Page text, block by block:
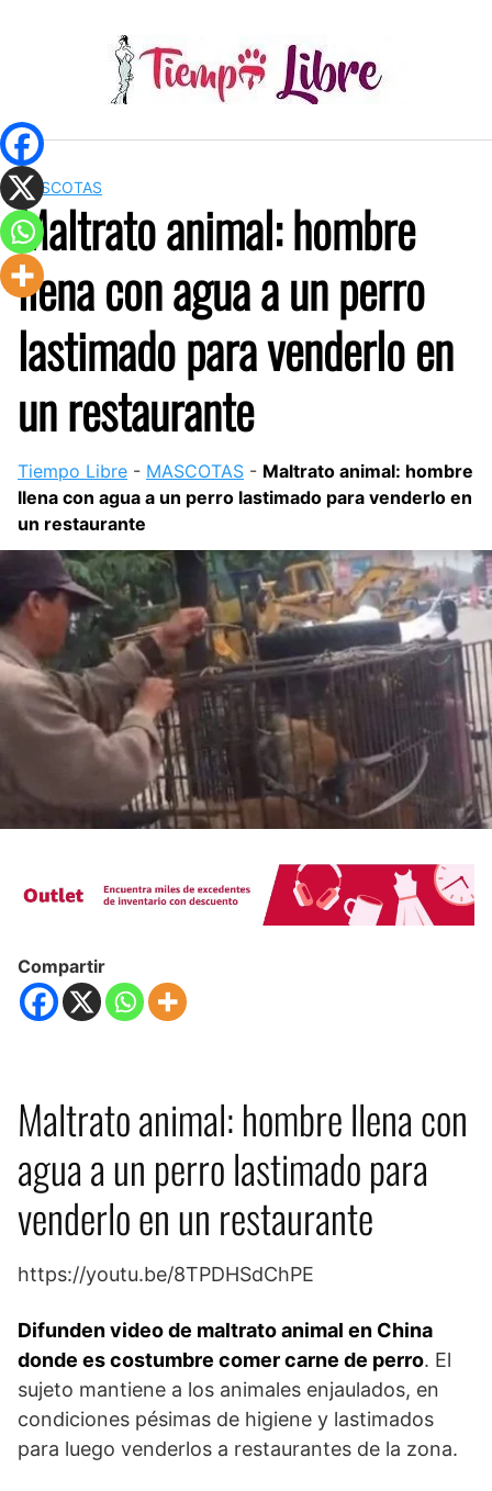
MASCOTAS
Maltrato animal: hombre
llena con agua a un perro
lastimado para venderlo en
un restaurante
Tiempo Libre - MASCOTAS - Maltrato animal: hombre
llena con agua a un perro lastimado para venderlo en
un restaurante
Compartir
Maltrato animal: hombre llena con
agua a un perro lastimado para
venderlo en un restaurante
https://youtu.be/8TPDHSdChPE
Difunden video de maltrato animal en China
donde es costumbre comer carne de perro. El
sujeto mantiene a los animales enjaulados, en
condiciones pésimas de higiene y lastimados
para luego venderlos a restaurantes de la zona.